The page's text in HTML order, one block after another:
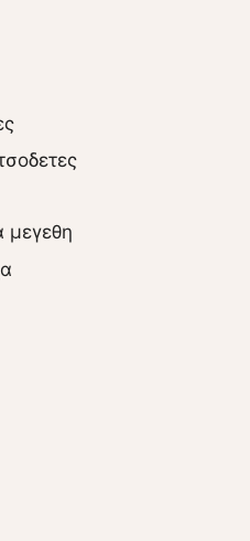
μεγεθη